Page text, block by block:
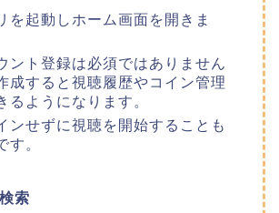
を起動しホーム画面を開きま
ント登録は必須ではありません
成すると視聴履歴やコイン管理
るようになります。
ンせずに視聴を開始することも
す。
索